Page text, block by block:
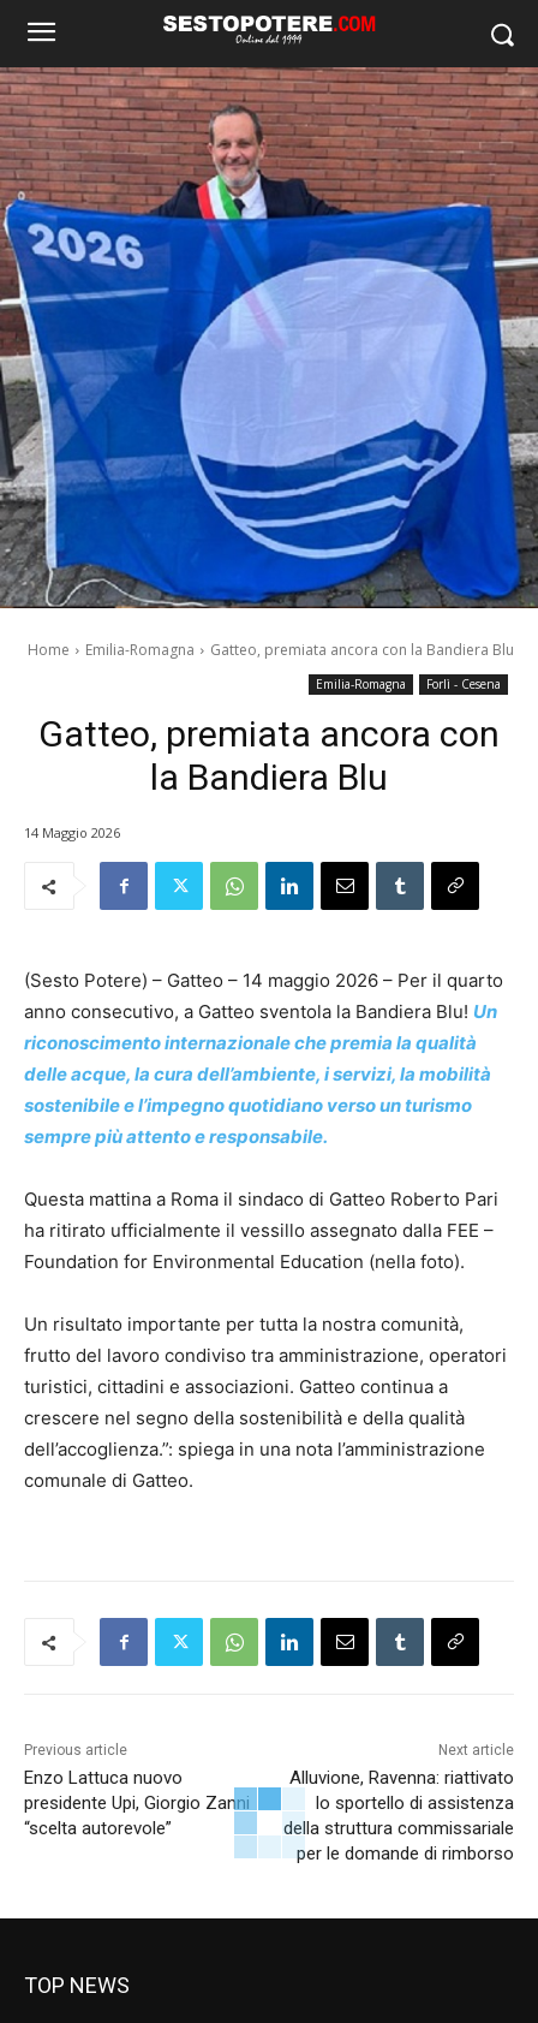
Home Emilia-Romagna Gatteo, premiata ancora con la Bandiera Blu
Emilia-Romagna Forlì - Cesena
Gatteo, premiata ancora con
la Bandiera Blu
14 Maggio 2026
(Sesto Potere) – Gatteo – 14 maggio 2026 – Per il quarto
anno consecutivo, a Gatteo sventola la Bandiera Blu! Un
riconoscimento internazionale che premia la qualità
delle acque, la cura dell’ambiente, i servizi, la mobilità
sostenibile e l’impegno quotidiano verso un turismo
sempre più attento e responsabile.
Questa mattina a Roma il sindaco di Gatteo Roberto Pari
ha ritirato ufficialmente il vessillo assegnato dalla FEE –
Foundation for Environmental Education (nella foto).
Un risultato importante per tutta la nostra comunità,
frutto del lavoro condiviso tra amministrazione, operatori
turistici, cittadini e associazioni. Gatteo continua a
crescere nel segno della sostenibilità e della qualità
dell’accoglienza.”: spiega in una nota l’amministrazione
comunale di Gatteo.
Previous article
Enzo Lattuca nuovo
presidente Upi, Giorgio Zanni
“scelta autorevole”
Next article
Alluvione, Ravenna: riattivato
lo sportello di assistenza
della struttura commissariale
per le domande di rimborso
TOP NEWS